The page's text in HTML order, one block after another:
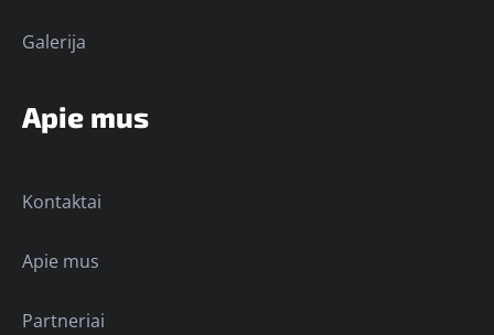
Galerija
Apie mus
Kontaktai
Apie mus
Partneriai